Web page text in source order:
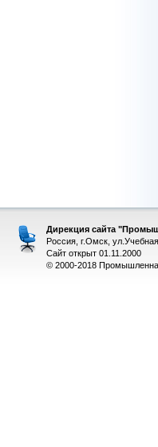
Дирекция сайта
Россия, г.Омск,
Сайт открыт 01.11.2000
© 2000-2018